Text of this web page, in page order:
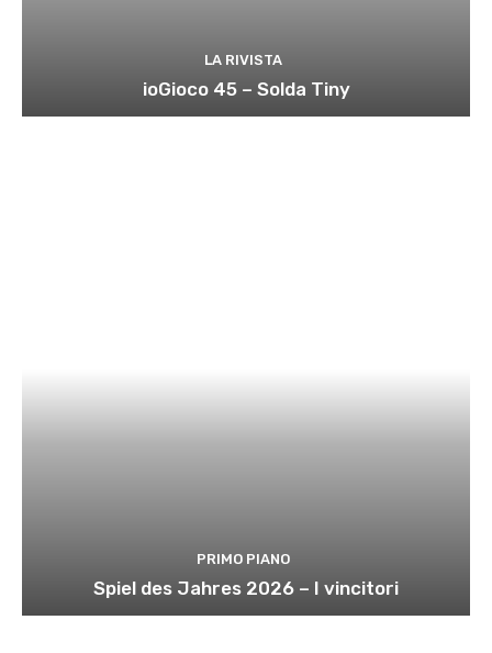
LA RIVISTA
ioGioco 45 – Solda Tiny
PRIMO PIANO
Spiel des Jahres 2026 – I vincitori